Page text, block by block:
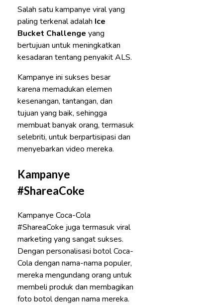
Salah satu kampanye viral yang
paling terkenal adalah Ice
Bucket Challenge yang
bertujuan untuk meningkatkan
kesadaran tentang penyakit ALS.
Kampanye ini sukses besar
karena memadukan elemen
kesenangan, tantangan, dan
tujuan yang baik, sehingga
membuat banyak orang, termasuk
selebriti, untuk berpartisipasi dan
menyebarkan video mereka.
Kampanye
#ShareaCoke
Kampanye Coca-Cola
#ShareaCoke juga termasuk viral
marketing yang sangat sukses.
Dengan personalisasi botol Coca-
Cola dengan nama-nama populer,
mereka mengundang orang untuk
membeli produk dan membagikan
foto botol dengan nama mereka.